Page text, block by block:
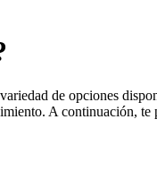
de opciones
A continuación,